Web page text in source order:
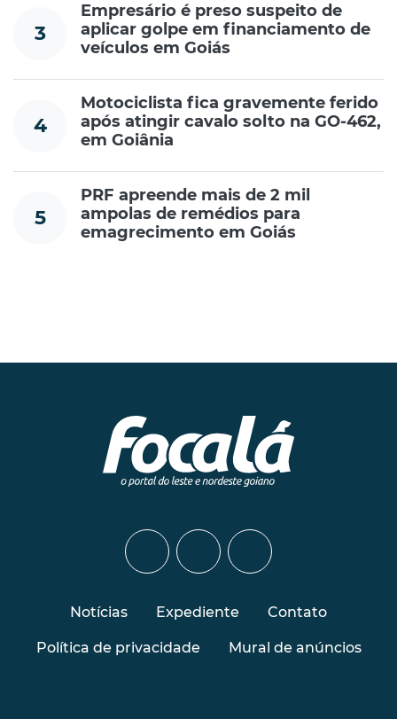
3
Empresário é preso suspeito de
aplicar golpe em financiamento de
veículos em Goiás
4
Motociclista fica gravemente ferido
após atingir cavalo solto na GO-462,
em Goiânia
5
PRF apreende mais de 2 mil
ampolas de remédios para
emagrecimento em Goiás
Notícias Expediente Contato
Política de privacidade Mural de anúncios